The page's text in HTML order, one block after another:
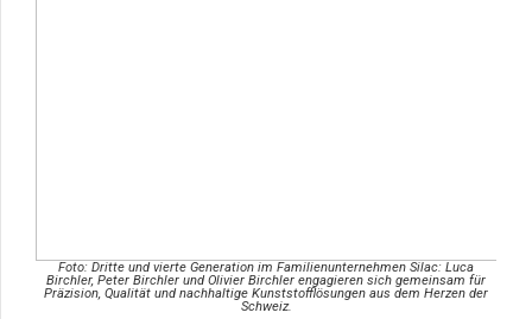
Foto: Dritte und vierte Generation im Familienunternehmen Silac: Luca
Birchler, Peter Birchler und Olivier Birchler engagieren sich gemeinsam für
Präzision, Qualität und nachhaltige Kunststofflösungen aus dem Herzen der
Schweiz.